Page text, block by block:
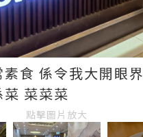
食 係令我大開眼界
菜菜菜
點擊圖片放大